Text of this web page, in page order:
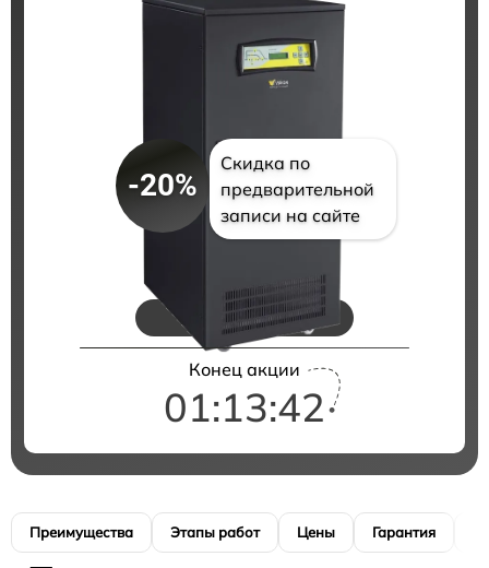
-20%
Скидка по
предварительной
записи на сайте
Цены на ремонт
Конец акции
01:13:41
Преимущества Этапы работ Цены Гарантия